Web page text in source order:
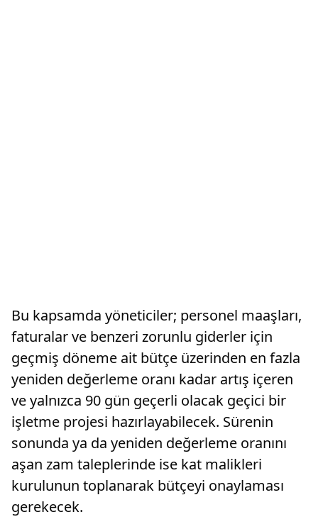
Bu kapsamda yöneticiler; personel maaşları,
faturalar ve benzeri zorunlu giderler için
geçmiş döneme ait bütçe üzerinden en fazla
yeniden değerleme oranı kadar artış içeren
ve yalnızca 90 gün geçerli olacak geçici bir
işletme projesi hazırlayabilecek. Sürenin
sonunda ya da yeniden değerleme oranını
aşan zam taleplerinde ise kat malikleri
kurulunun toplanarak bütçeyi onaylaması
gerekecek.